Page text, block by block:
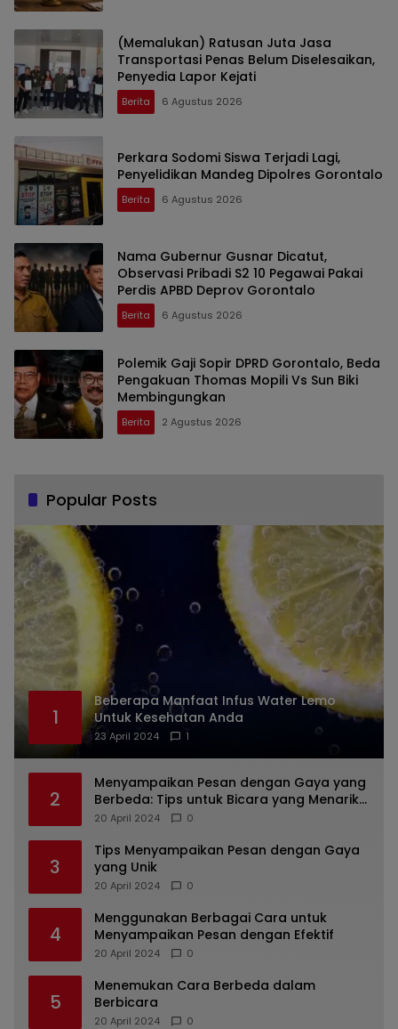
(Memalukan) Ratusan Juta Jasa
Transportasi Penas Belum Diselesaikan,
Penyedia Lapor Kejati
Berita 6 Agustus 2026
Perkara Sodomi Siswa Terjadi Lagi,
Penyelidikan Mandeg Dipolres Gorontalo
Berita 6 Agustus 2026
Nama Gubernur Gusnar Dicatut,
Observasi Pribadi S2 10 Pegawai Pakai
Perdis APBD Deprov Gorontalo
Berita 6 Agustus 2026
Polemik Gaji Sopir DPRD Gorontalo, Beda
Pengakuan Thomas Mopili Vs Sun Biki
Membingungkan
Berita 2 Agustus 2026
Popular Posts
1
Beberapa Manfaat Infus Water Lemo
Untuk Kesehatan Anda
23 April 2024 1
2
Menyampaikan Pesan dengan Gaya yang
Berbeda: Tips untuk Bicara yang Menarik
dan Unik
20 April 2024 0
3
Tips Menyampaikan Pesan dengan Gaya
yang Unik
20 April 2024 0
4
Menggunakan Berbagai Cara untuk
Menyampaikan Pesan dengan Efektif
20 April 2024 0
5
Menemukan Cara Berbeda dalam
Berbicara
20 April 2024 0